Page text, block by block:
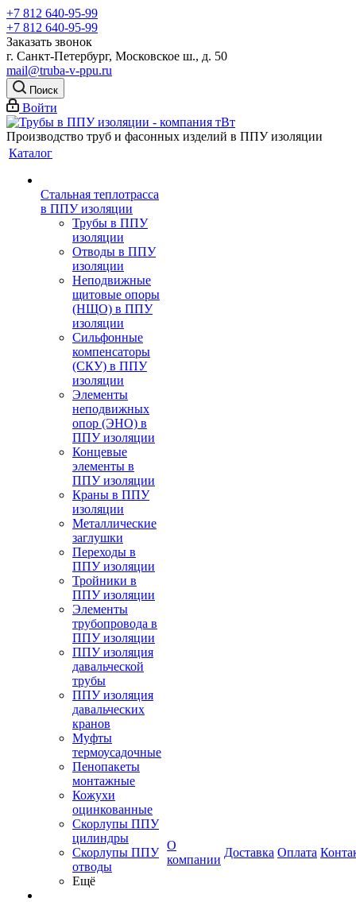
+7 812 640-95-99
+7 812 640-95-99
Заказать звонок
г. Санкт-Петербург, Московское ш., д. 50
mail@truba-v-ppu.ru
Поиск
Войти
Производство труб и фасонных изделий в ППУ изоляции
Каталог
Стальная теплотрасса
в ППУ изоляции
Трубы в ППУ
изоляции
Отводы в ППУ
изоляции
Неподвижные
щитовые опоры
(НЩО) в ППУ
изоляции
Cильфонные
компенсаторы
(СКУ) в ППУ
изоляции
Элементы
неподвижных
опор (ЭНО) в
ППУ изоляции
Концевые
элементы в
ППУ изоляции
Краны в ППУ
изоляции
Металлические
заглушки
Переходы в
ППУ изоляции
Тройники в
ППУ изоляции
Элементы
трубопровода в
ППУ изоляции
ППУ изоляция
давальческой
трубы
ППУ изоляция
давальческих
кранов
Муфты
термоусадочные
Пенопакеты
монтажные
Кожухи
оцинкованные
Скорлупы ППУ
цилиндры
Скорлупы ППУ
отводы
Ещё
О
компании
Доставка Оплата